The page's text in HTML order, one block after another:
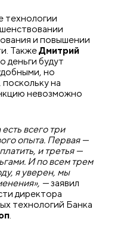
технологии
и повышении
ТакжеДмитрий
деньги будут
но
на
невозможно
всего три
опыта. Первая —
и третья —
И по всем трем
я уверен, мы
—заявил
директора
технологий Банка
.